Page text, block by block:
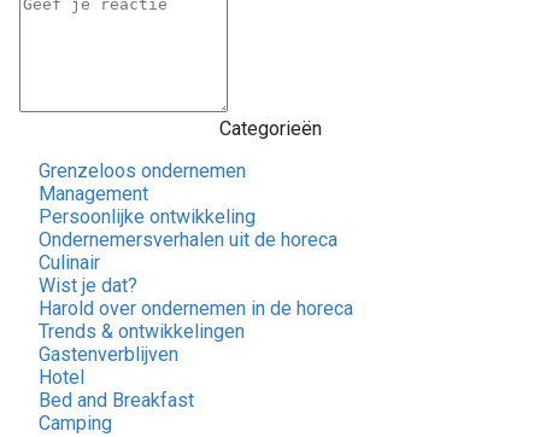
Categorieën
Grenzeloos ondernemen
Management
Persoonlijke ontwikkeling
Ondernemersverhalen uit de horeca
Culinair
Wist je dat?
Harold over ondernemen in de horeca
Trends & ontwikkelingen
Gastenverblijven
Hotel
Bed and Breakfast
Camping